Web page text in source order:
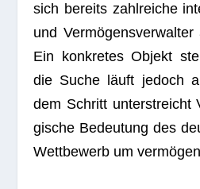
sich bereits zahl­rei­che
und
Ein kon­kre­tes Objekt
die Suche läuft jedoch
dem Schritt unter­streicht
gi­sche Bedeu­tung des
Wett­be­werb um